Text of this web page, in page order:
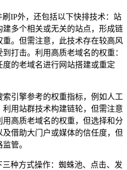
IP外，还包括以下快排技术：站
多个相关或无关的站点，形成链
。但需注意，此技术存在较高风
打击。利用高质老域名的权重：
的老域名进行网站搭建或重定
引擎参考的权重指标，例如人工
用站群技术构建链轮，但需注意
高质老域名的权重，但选择和分
借助大门户或媒体的信任度，但
管。
种方式操作：蜘蛛池、点击、发